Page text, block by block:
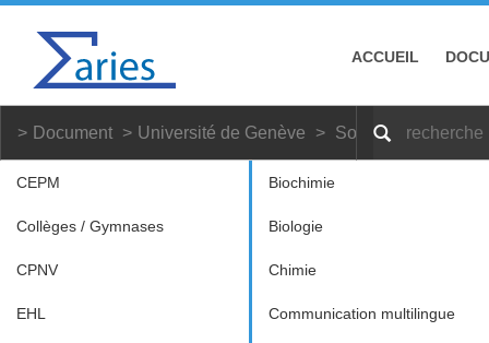
ACCUEIL
Document Université de Genève Socioéconomie
CEPM
Collèges / Gymnases
CPNV
EHL
Biochimie
Biologie
Chimie
Communication multilingue